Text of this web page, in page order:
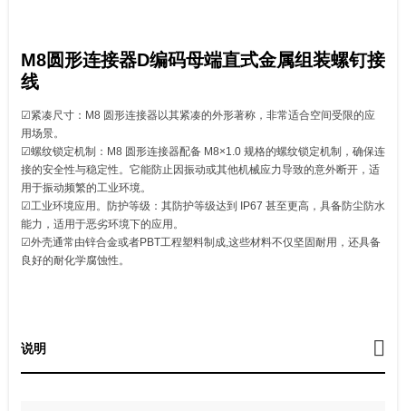
M8圆形连接器D编码母端直式金属组装螺钉接
线
☑紧凑尺寸：M8 圆形连接器以其紧凑的外形著称，非常适合空间受限的应
用场景。
☑螺纹锁定机制：M8 圆形连接器配备 M8×1.0 规格的螺纹锁定机制，确保连
接的安全性与稳定性。它能防止因振动或其他机械应力导致的意外断开，适
用于振动频繁的工业环境。
☑工业环境应用。防护等级：其防护等级达到 IP67 甚至更高，具备防尘防水
能力，适用于恶劣环境下的应用。
☑外壳通常由锌合金或者PBT工程塑料制成,这些材料不仅坚固耐用，还具备
良好的耐化学腐蚀性。
说明